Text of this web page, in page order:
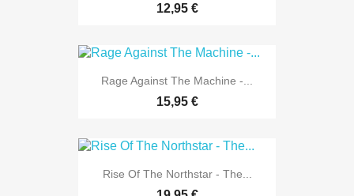
12,95 €
Rage Against The Machine -...
15,95 €
Rise Of The Northstar - The...